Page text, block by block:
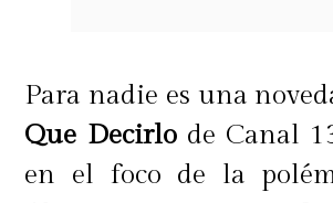
todo lo que ha hecho,
hizo, con todo el
provocado a gente,
Para nadie es una
Que Decirlode Canal
en el foco de la